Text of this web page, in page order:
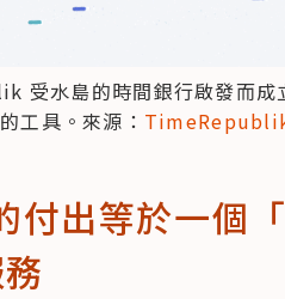
受水島的時間銀行啟發而
工具。來源：
付出等於一個